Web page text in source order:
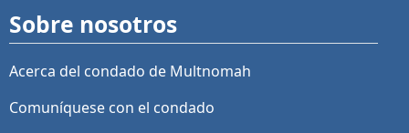
Sobre nosotros
Acerca del condado de Multnomah
Comuníquese con el condado